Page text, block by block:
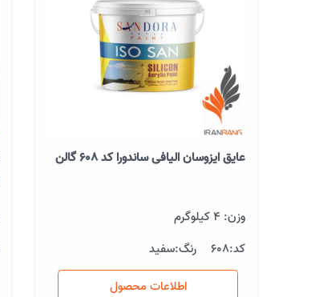
عایق ایزوسان الیافی ساندورا کد 608 گالن
وزن: 4 کیلوگرم
کد:608 رنگ:سفید
اطلاعات محصول